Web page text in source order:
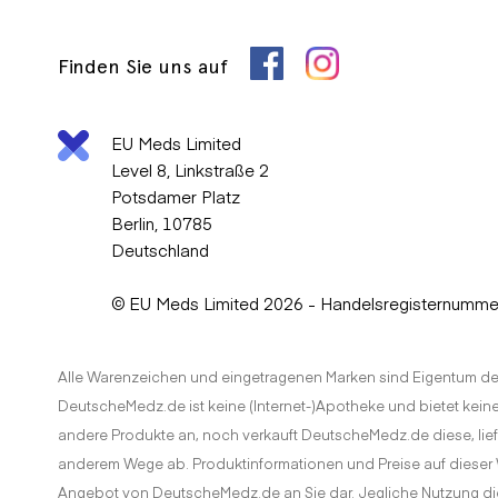
Champix sollte nicht während der Schwangerschaft
Informieren Sie Ihren Arzt umgehend, sollten Sie eine
darüber, ob Sie während der Einnahme von Champix
Champix kann möglicherweise mit folgendem interagieren:
Alkohol
Trimethoprim
Fluorchinolon-Antibiotika
Informieren Sie Ihren Arzt über alle Medikamente, die Sie
Finden Sie uns auf
EU Meds Limited
Level 8, Linkstraße 2
Potsdamer Platz
Berlin, 10785
Deutschland
© EU Meds Limited 2026 -
Alle Warenzeichen und eingetragenen Marken sind Eigentum
DeutscheMedz.de ist keine (Internet-)Apotheke und bietet
andere Produkte an, noch verkauft DeutscheMedz.de diese,
anderem Wege ab. Produktinformationen und Preise auf dieser
Angebot von DeutscheMedz.de an Sie dar. Jegliche Nutzung